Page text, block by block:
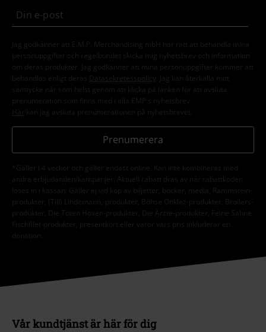
Jag godkänner att E.M.P. Merchandising mbH har rätt att behandla mina
personuppgifter och regelbundet skicka mig nyhetsbrev och information
om deras produkter. Jag godkänner att mina personuppgifter kommer att
behandlas enligt deras
Datasekretesspolicy
. Jag kan återkalla mitt
samtycke när som helst genom att klicka på länken för att avsluta
prenumeration som finns med i alla EMP:s nyhetsbrev.
Här kan jag avsluta prenumerationen på nyhetsbrevet.
Prenumerera
*Gäller i 4 veckor och gäller endast online. Kan inte kombineras med
andra erbjudanden/kampanjer. Aktuell rabatt dras av när rabattkoden
löses in i kassan. Gäller ej vid köp av biljetter, böcker, media, Rammstein-
produkter, (Till) Lindemann,-produkter, Böhse Onklez-produkter, Broilers-
produkter, Die Toten Hosen-produkter, Die Ärzte-produkter, Feine Sahne
Fischfilet-produkter, presentkort eller varor vars pris inkluderar en
donation.
Vår kundtjänst är här för dig